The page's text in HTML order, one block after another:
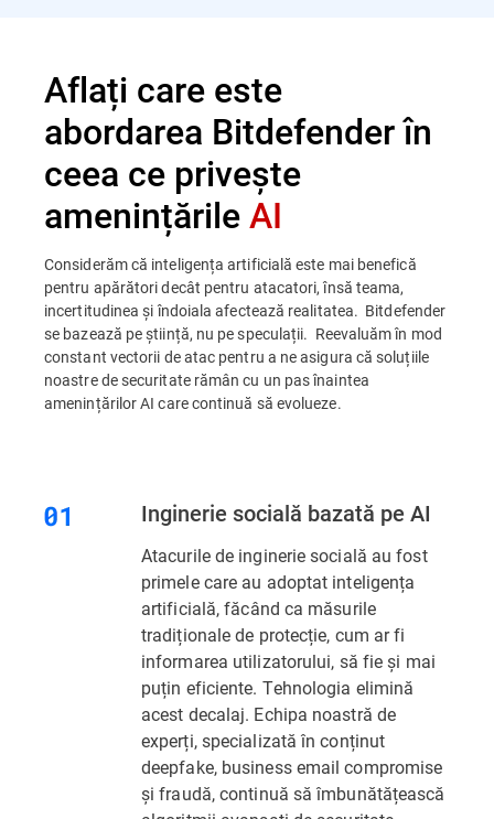
Aflați care este
abordarea Bitdefender în
ceea ce privește
amenințărileAI
Considerăm că inteligența artificială este mai benefică
pentru apărători decât pentru atacatori, însă teama,
incertitudinea și îndoiala afectează realitatea. Bitdefender
se bazează pe știință, nu pe speculații. Reevaluăm în mod
constant vectorii de atac pentru a ne asigura că soluțiile
noastre de securitate rămân cu un pas înaintea
amenințărilor AI care continuă să evolueze.
Inginerie socială bazată pe AI
Atacurile de inginerie socială au fost
primele care au adoptat inteligența
artificială, făcând ca măsurile
tradiționale de protecție, cum ar fi
informarea utilizatorului, să fie și mai
puțin eficiente. Tehnologia elimină
acest decalaj. Echipa noastră de
experți, specializată în conținut
deepfake, business email compromise
și fraudă, continuă să îmbunătățească